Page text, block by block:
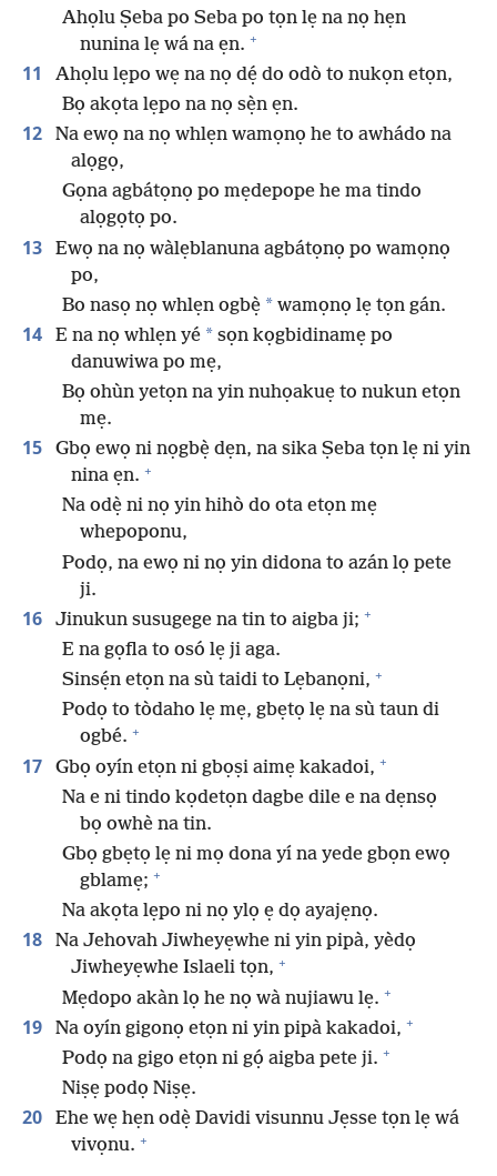
Ahọlu Ṣeba po Seba po tọn lẹ na nọ hẹn
nunina lẹ wá na ẹn. +
11
Ahọlu lẹpo wẹ na nọ dẹ́ do odò to nukọn etọn,
Bọ akọta lẹpo na nọ sẹ̀n ẹn.
12
Na ewọ na nọ whlẹn wamọnọ he to awhádo na
alọgọ,
Gọna agbátọnọ po mẹdepope he ma tindo
alọgọtọ po.
13
Ewọ na nọ wàlẹblanuna agbátọnọ po wamọnọ
po,
Bo nasọ nọ whlẹn ogbẹ̀ * wamọnọ lẹ tọn gán.
14 E na nọ whlẹn yé * sọn kọgbidinamẹ po
danuwiwa po mẹ,
Bọ ohùn yetọn na yin nuhọakuẹ to nukun etọn
mẹ.
15
Gbọ ewọ ni nọgbẹ̀ dẹn, na sika Ṣeba tọn lẹ ni yin
nina ẹn. +
Na odẹ̀ ni nọ yin hihò do ota etọn mẹ
whepoponu,
Podọ, na ewọ ni nọ yin didona to azán lọ pete
ji.
16 Jinukun susugege na tin to aigba ji; +
E na gọfla to osó lẹ ji aga.
Sinsẹ́n etọn na sù taidi to Lẹbanọni, +
Podọ to tòdaho lẹ mẹ, gbẹtọ lẹ na sù taun di
ogbé. +
17 Gbọ oyín etọn ni gbọṣi aimẹ kakadoi, +
Na e ni tindo kọdetọn dagbe dile e na dẹnsọ
bọ owhè na tin.
Gbọ gbẹtọ lẹ ni mọ dona yí na yede gbọn ewọ
gblamẹ; +
Na akọta lẹpo ni nọ ylọ ẹ dọ ayajẹnọ.
18
Na Jehovah Jiwheyẹwhe ni yin pipà, yèdọ
Jiwheyẹwhe Islaeli tọn, +
Mẹdopo akàn lọ he nọ wà nujiawu lẹ. +
19 Na oyín gigonọ etọn ni yin pipà kakadoi, +
Podọ na gigo etọn ni gọ́ aigba pete ji. +
Niṣẹ podọ Niṣẹ.
20
Ehe wẹ hẹn odẹ̀ Davidi visunnu Jẹsse tọn lẹ wá
vivọnu. +